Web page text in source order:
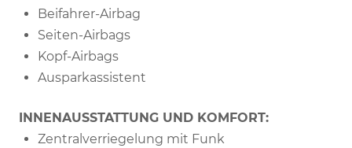
Beifahrer-Airbag
Seiten-Airbags
Kopf-Airbags
Ausparkassistent
INNENAUSSTATTUNG UND KOMFORT:
Zentralverriegelung mit Funk